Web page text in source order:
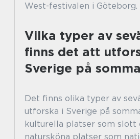
West-festivalen i Göteborg.
Vilka typer av
finns det att
Sverige på
Det finns olika typer av
utforska i Sverige på
kulturella platser som slott
natursköna platser som